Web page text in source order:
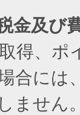
金及び
得、ポ
合には
ません。